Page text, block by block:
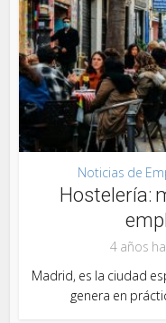
Noticias de
Hostelería:
4 años
Madrid, es la ciudad
genera en